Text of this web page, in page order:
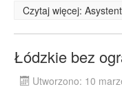
Czytaj więcej:
Łódzkie bez
Utworzono: 10